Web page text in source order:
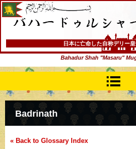
バハードゥルシャー勝(まさる)
日本に亡命した自称デリー
Bahadur Shah "Masaru"
Badrinath
« Back to Glossary Index